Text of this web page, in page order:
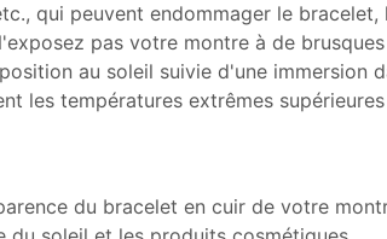
qui peuvent endommager le
pas votre montre à de
au soleil suivie d'une immersion
les températures extrêmes
du bracelet en cuir de votre